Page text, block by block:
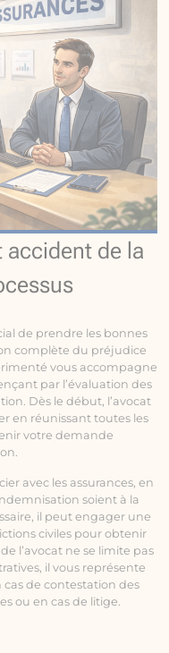
accident de la
de prendre les bonnes
complète du préjudice
vous accompagne
par l’évaluation des
Dès le début, l’avocat
en réunissant toutes les
votre demande
avec les assurances, en
soient à la
il peut engager une
civiles pour obtenir
l’avocat ne se limite pas
il vous représente
de contestation des
ou en cas de litige.